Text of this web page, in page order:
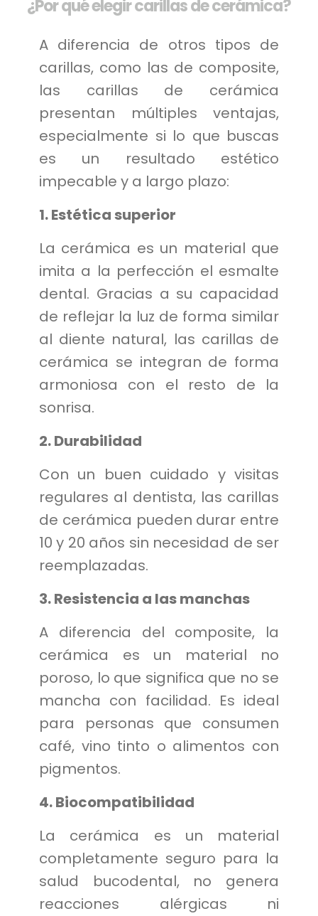
¿Por qué elegir carillas de cerámica?
A diferencia de otros tipos de
carillas, como las de composite,
las carillas de cerámica
presentan múltiples ventajas,
especialmente si lo que buscas
es un resultado estético
impecable y a largo plazo:
1. Estética superior
La cerámica es un material que
imita a la perfección el esmalte
dental. Gracias a su capacidad
de reflejar la luz de forma similar
al diente natural, las carillas de
cerámica se integran de forma
armoniosa con el resto de la
sonrisa.
2. Durabilidad
Con un buen cuidado y visitas
regulares al dentista, las carillas
de cerámica pueden durar entre
10 y 20 años sin necesidad de ser
reemplazadas.
3. Resistencia a las manchas
A diferencia del composite, la
cerámica es un material no
poroso, lo que significa que no se
mancha con facilidad. Es ideal
para personas que consumen
café, vino tinto o alimentos con
pigmentos.
4. Biocompatibilidad
La cerámica es un material
completamente seguro para la
salud bucodental, no genera
reacciones alérgicas ni